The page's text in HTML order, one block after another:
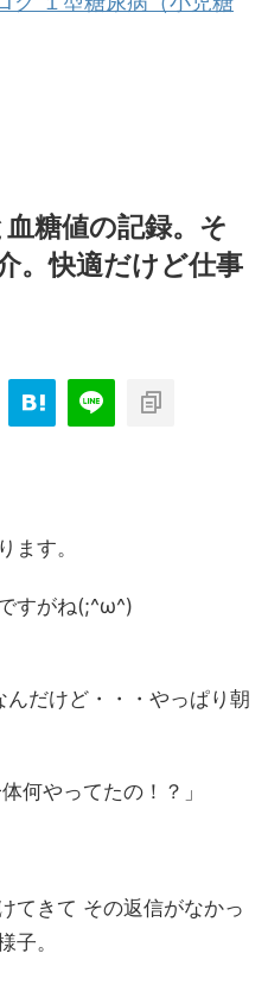
糖値の記録。そ
。快適だけど仕事
ます。
すがね(;^ω^)
だけど・・・やっぱり朝
何やってたの！？」
てきて その返信がなかっ
子。